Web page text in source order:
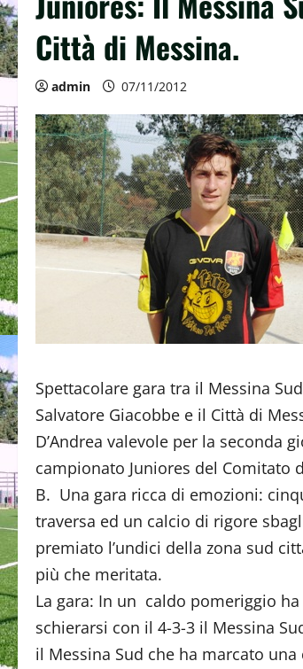
Città di Messina.
admin 07/11/2012
Spettacolare gara tra il Messina
Salvatore Giacobbe e il Città di
D’Andrea valevole per la seconda
campionato Juniores del Comitato
B. Una gara ricca di emozioni:
traversa ed un calcio di rigore
premiato l’undici della zona sud
più che meritata.
La gara: In un caldo pomeriggio
schierarsi con il 4-3-3 il Messina
il Messina Sud che ha marcato